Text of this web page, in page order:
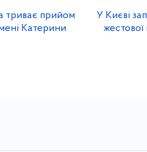
триває прийом
Катерини
У Києві
жестової